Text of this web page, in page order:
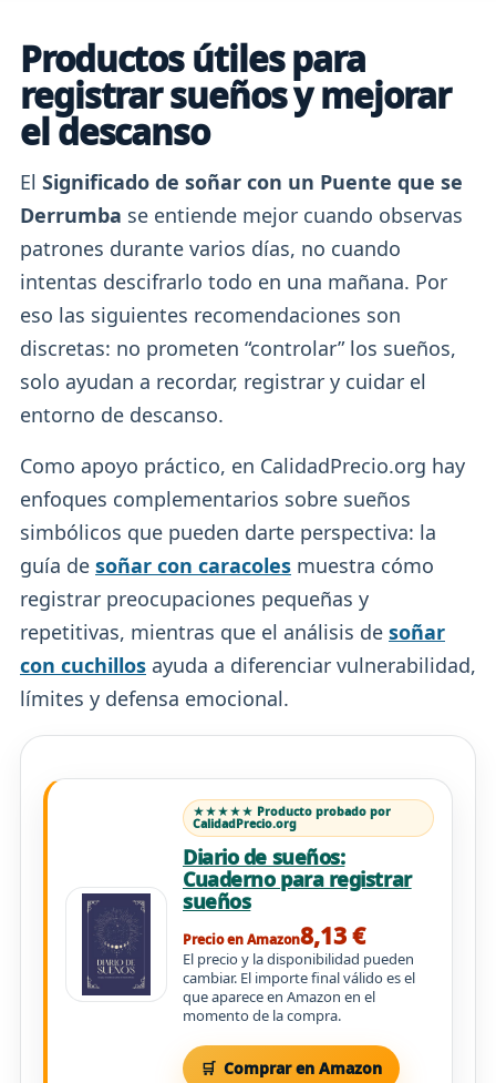
Productos útiles para
registrar sueños y mejorar
el descanso
El Significado de soñar con un Puente que se
Derrumba se entiende mejor cuando observas
patrones durante varios días, no cuando
intentas descifrarlo todo en una mañana. Por
eso las siguientes recomendaciones son
discretas: no prometen “controlar” los sueños,
solo ayudan a recordar, registrar y cuidar el
entorno de descanso.
Como apoyo práctico, en CalidadPrecio.org hay
enfoques complementarios sobre sueños
simbólicos que pueden darte perspectiva: la
guía de soñar con caracoles muestra cómo
registrar preocupaciones pequeñas y
repetitivas, mientras que el análisis de soñar
con cuchillos ayuda a diferenciar vulnerabilidad,
límites y defensa emocional.
★★★★★ Producto probado por
CalidadPrecio.org
Diario de sueños:
Cuaderno para registrar
sueños
Precio en Amazon8,13 €
El precio y la disponibilidad pueden
cambiar. El importe final válido es el
que aparece en Amazon en el
momento de la compra.
Comprar en Amazon